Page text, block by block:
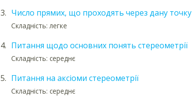
3. Число прямих, що проходять через дану точку
Складність: легке
4. Питання щодо основних понять стереометрії
Складність: середнє
5. Питання на аксіоми стереометрії
Складність: середнє